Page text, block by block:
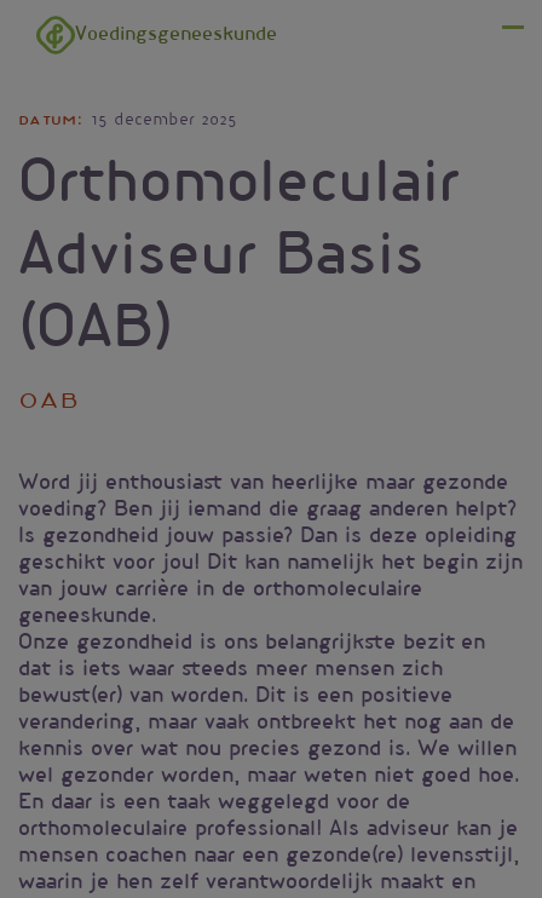
Overslaan en naar de inhoud gaan
Voedingsgeneeskunde
Datum 15 december 2025
Orthomoleculair
Adviseur Basis
(OAB)
OAB
Word jij enthousiast van heerlijke maar gezonde
voeding? Ben jij iemand die graag anderen helpt?
Is gezondheid jouw passie? Dan is deze opleiding
geschikt voor jou! Dit kan namelijk het begin zijn
van jouw carrière in de orthomoleculaire
geneeskunde.
Onze gezondheid is ons belangrijkste bezit en
dat is iets waar steeds meer mensen zich
bewust(er) van worden. Dit is een positieve
verandering, maar vaak ontbreekt het nog aan de
kennis over wat nou precies gezond is. We willen
wel gezonder worden, maar weten niet goed hoe.
En daar is een taak weggelegd voor de
orthomoleculaire professional! Als adviseur kan je
mensen coachen naar een gezonde(re) levensstijl,
waarin je hen zelf verantwoordelijk maakt en